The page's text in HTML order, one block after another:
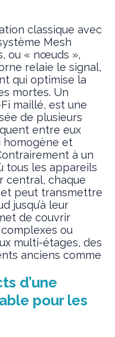
classique avec
Mesh
ou « nœuds »,
relaie le signal,
qui optimise la
mortes. Un
maillé, est une
de plusieurs
entre eux
homogène et
à un
tous les appareils
central, chaque
peut transmettre
jusqu’à leur
de couvrir
ou
multi-étages, des
anciens comme
d’une
pour les